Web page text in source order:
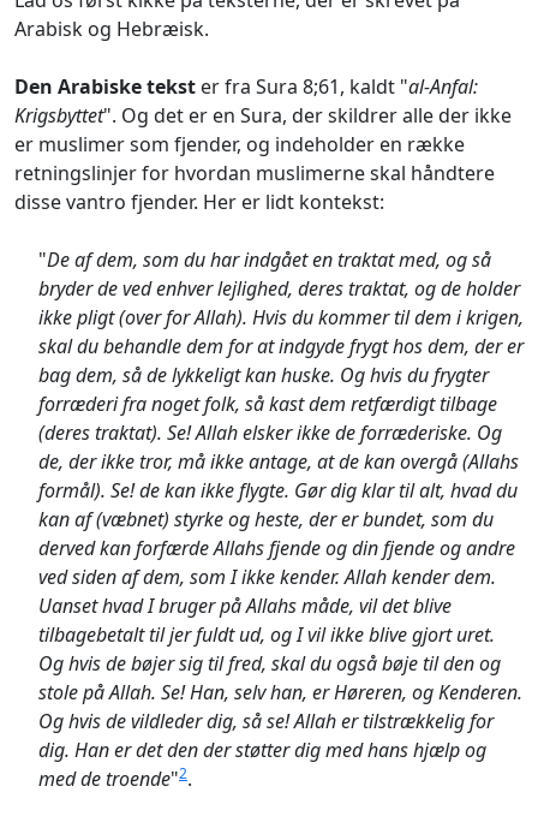
Arabisk og Hebræisk.
Den Arabiske tekst er fra Sura 8;61, kaldt "al-Anfal:
Krigsbyttet". Og det er en Sura, der skildrer alle der ikke
er muslimer som fjender, og indeholder en række
retningslinjer for hvordan muslimerne skal håndtere
disse vantro fjender. Her er lidt kontekst:
"De af dem, som du har indgået en traktat med, og så
bryder de ved enhver lejlighed, deres traktat, og de holder
ikke pligt (over for Allah). Hvis du kommer til dem i krigen,
skal du behandle dem for at indgyde frygt hos dem, der er
bag dem, så de lykkeligt kan huske. Og hvis du frygter
forræderi fra noget folk, så kast dem retfærdigt tilbage
(deres traktat). Se! Allah elsker ikke de forræderiske. Og
de, der ikke tror, må ikke antage, at de kan overgå (Allahs
formål). Se! de kan ikke flygte. Gør dig klar til alt, hvad du
kan af (væbnet) styrke og heste, der er bundet, som du
derved kan forfærde Allahs fjende og din fjende og andre
ved siden af dem, som I ikke kender. Allah kender dem.
Uanset hvad I bruger på Allahs måde, vil det blive
tilbagebetalt til jer fuldt ud, og I vil ikke blive gjort uret.
Og hvis de bøjer sig til fred, skal du også bøje til den og
stole på Allah. Se! Han, selv han, er Høreren, og Kenderen.
Og hvis de vildleder dig, så se! Allah er tilstrækkelig for
dig. Han er det den der støtter dig med hans hjælp og
med de troende"2.